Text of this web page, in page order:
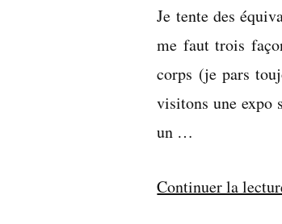
Je tente des
me faut trois
corps (je pars
visitons une expo
un …
Continuer la